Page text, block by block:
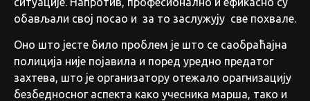
обављали свој посао и за то заслужују све похвале.
Оно што јесте било проблем је што се саобраћајна
полиција није појавила и поред уредно предатог
захтева, што је организатору отежало орагнизацију
безбедносног аспекта како учесника марша, тако и